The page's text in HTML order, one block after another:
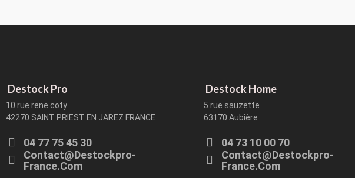
Destock Pro
10 rue rene coty
42270 SAINT PRIEST EN JAREZ FRANCE
04 77 75 45 30
Contact@destockpro-
France.com
Destock Home
5 rue sauzette
63170 Aubière
04 73 10 00 70
Contact@destockpro-
France.com